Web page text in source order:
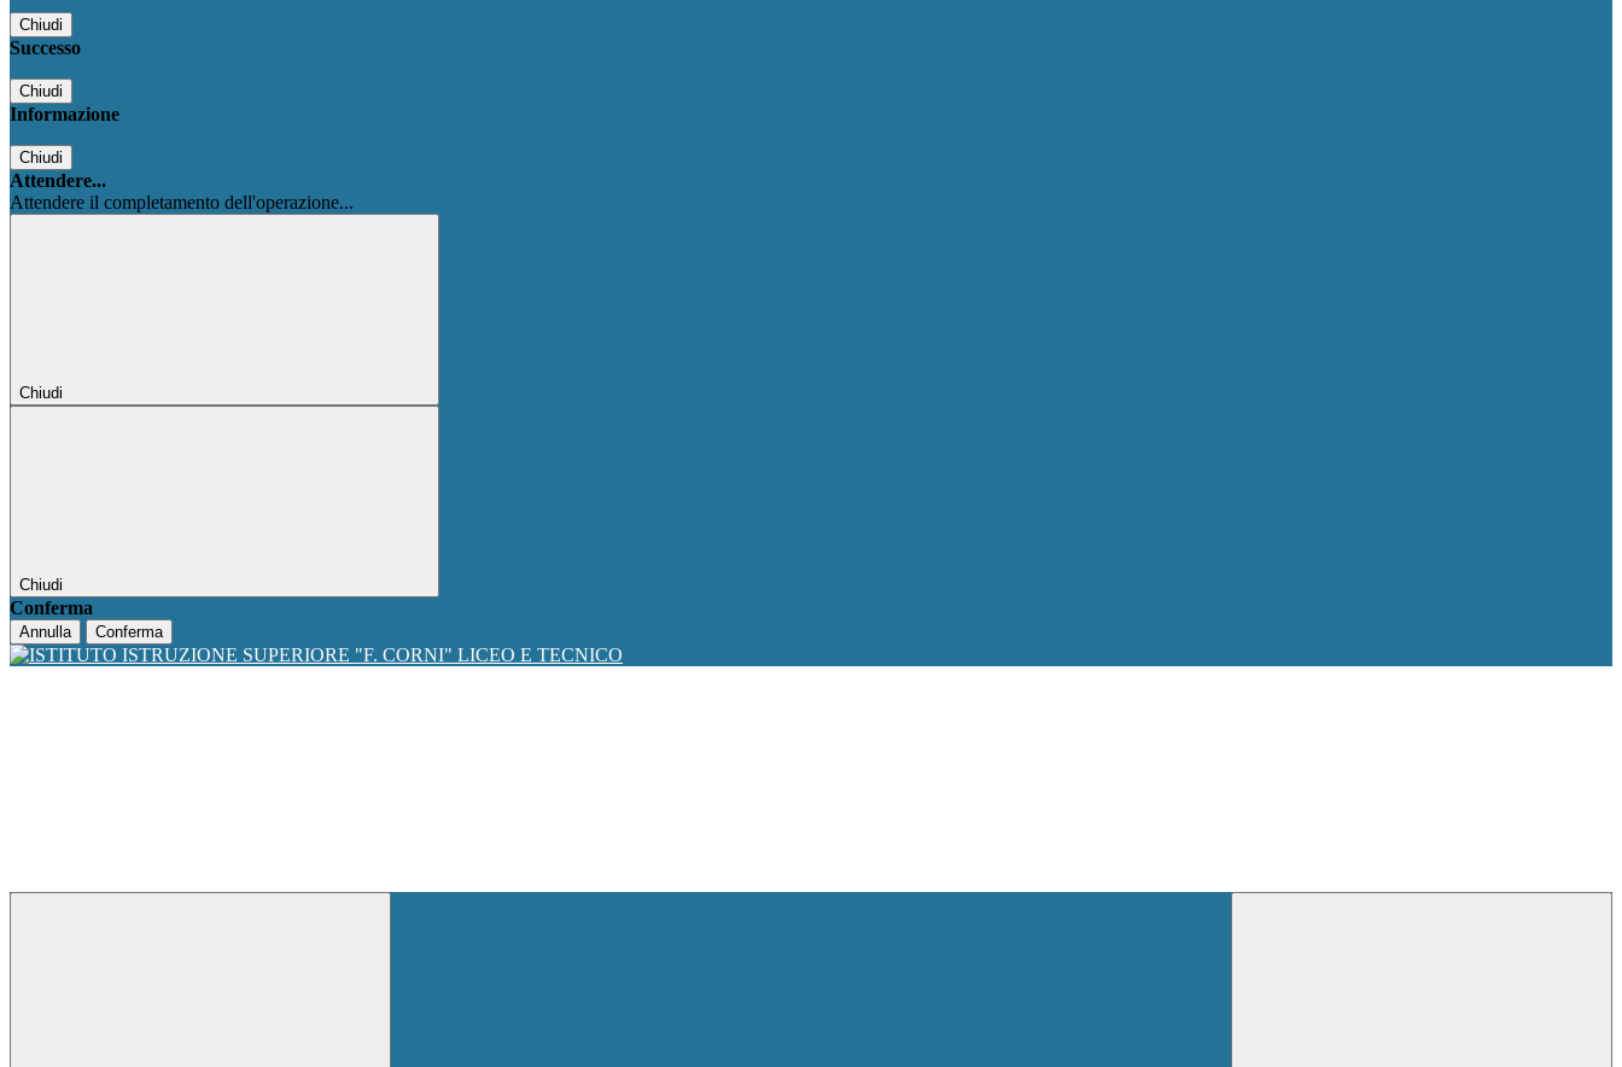
Chiudi
Successo
Chiudi
Informazione
Chiudi
Attendere...
Attendere il completamento dell'operazione...
Chiudi
Chiudi
Conferma
Annulla Conferma